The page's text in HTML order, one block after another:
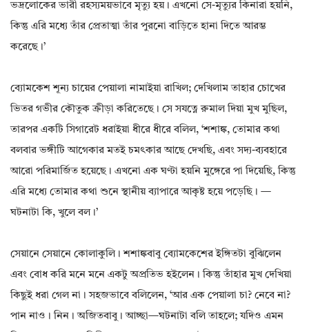
ভদ্রলোকের ভারী রহস্যময়ভাবে মৃত্যু হয়। এখনো সে-মৃত্যুর কিনারা হয়নি‌,
কিন্তু এরি মধ্যে তাঁর প্রেতাত্মা তাঁর পুরনো বাড়িতে হানা দিতে আরম্ভ
করেছে।’
ব্যোমকেশ শূন্য চায়ের পেয়ালা নামাইয়া রাখিল; দেখিলাম তাহার চোখের
ভিতর গভীর কৌতুক ক্রীড়া করিতেছে। সে সযত্নে রুমাল দিয়া মুখ মুছিল‌,
তারপর একটি সিগারেট ধরাইয়া ধীরে ধীরে বলিল‌, ‘শশাঙ্ক‌, তোমার কথা
বলবার ভঙ্গীটি আগেকার মতই চমৎকার আছে দেখছি‌, এবং সদ্য-ব্যবহারে
আরো পরিমার্জিত হয়েছে। এখনো এক ঘণ্টা হয়নি মুঙ্গেরে পা দিয়েছি‌, কিন্তু
এরি মধ্যে তোমার কথা শুনে স্থানীয় ব্যাপারে আকৃষ্ট হয়ে পড়েছি। —
ঘটনাটা কি‌, খুলে বল।’
সেয়ানে সেয়ানে কোলাকুলি। শশাঙ্কবাবু ব্যোমকেশের ইঙ্গিতটা বুঝিলেন
এবং বোধ করি মনে মনে একটু অপ্রতিভ হইলেন। কিন্তু তাঁহার মুখ দেখিয়া
কিছুই ধরা গেল না। সহজভাবে বলিলেন‌, ‘আর এক পেয়ালা চা? নেবে না?
পান নাও। নিন। অজিতবাবু। আচ্ছা—ঘটনাটা বলি তাহলে; যদিও এমন